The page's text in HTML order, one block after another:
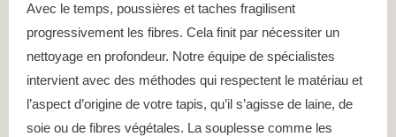
Avec le temps, poussières et taches fragilisent
progressivement les fibres. Cela finit par nécessiter un
nettoyage en profondeur. Notre équipe de spécialistes
intervient avec des méthodes qui respectent le matériau et
l’aspect d’origine de votre tapis, qu’il s’agisse de laine, de
soie ou de fibres végétales. La souplesse comme les